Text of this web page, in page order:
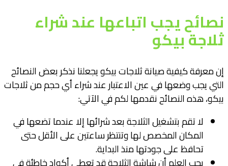
نصائح يجب اتباعها عند شراء
ثلاجة بيكو
إن معرفة كيفية صيانة ثلاجات بيكو يجعلنا نذكر بعض النصائح
التي يجب وضعها في عين الاعتبار عند شراء أي حجم من ثلاجات
بيكو، هذه النصائح نقدمها لكم في الآتي:
لا تقم بتشغيل الثلاجة بعد شرائها إلا عندما تضعها في
المكان المخصص لها وتنتظر ساعتين على الأقل حتى
تحافظ على جودتها منذ البداية.
يجب العلم أن شاشة الثلاجة قد تعطي أكواد خاطئة في